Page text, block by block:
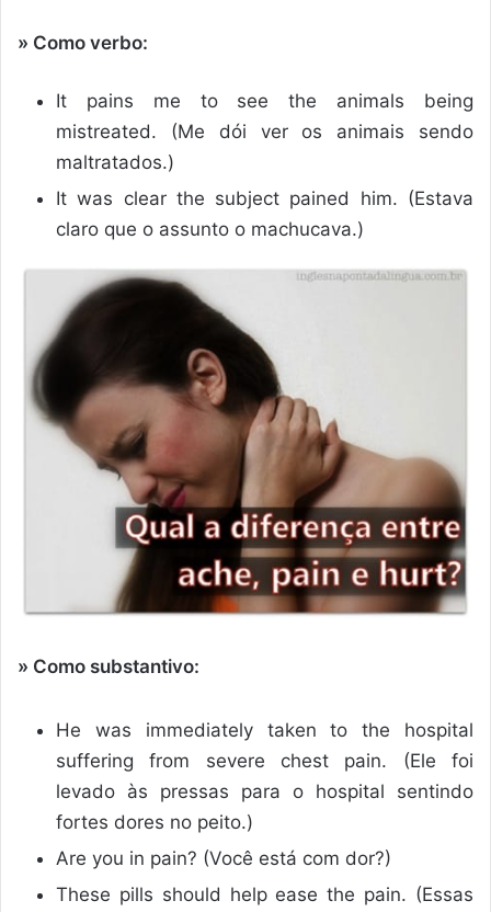
» Como verbo:
It pains me to see the animals being
mistreated. (Me dói ver os animais sendo
maltratados.)
It was clear the subject pained him. (Estava
claro que o assunto o machucava.)
» Como substantivo:
He was immediately taken to the hospital
suffering from severe chest pain. (Ele foi
levado às pressas para o hospital sentindo
fortes dores no peito.)
Are you in pain? (Você está com dor?)
These pills should help ease the pain. (Essas